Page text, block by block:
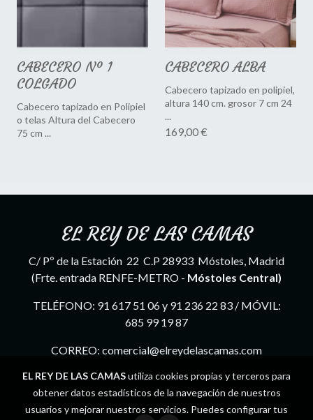
CABECERO Nº 1
COLGADO
Cabecero tapizado en Polipiel
o telas Altura del Cabecero
75 cm ...
CABECERO ALBA
Cabecero tapizado en polipiel,
altura 140 cm. grosor 7 cm 24
...
169,00 €
EL REY DE LAS CAMAS
C/ Pº de la Estación 22 C.P 28933 Móstoles, Madrid
(Frte. entrada RENFE-METRO - Móstoles Central)
TELÉFONO: 91 617 51 06 y 91 236 22 83 / MÓVIL:
685 99 19 87
CORREO: comercial@elreydelascamas.com
EL REY DE LAS CAMASutiliza cookies propias y terceros para
obtener datos estadísticos de la navegación de nuestros
usuarios y mejorar nuestros servicios. Puedes configurar tus